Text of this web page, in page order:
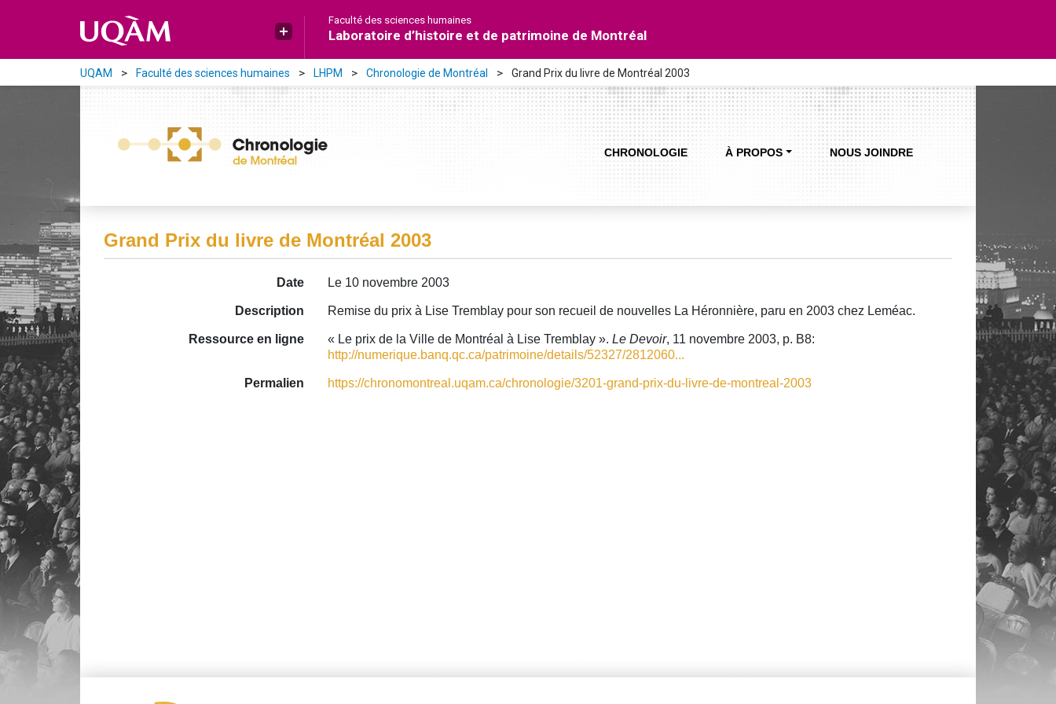
Faculté des sciences humaines
Laboratoire d’histoire et de patrimoine de Montréal
UQAM Faculté des sciences humaines LHPM Chronologie de Montréal Grand Prix du livre de Montréal 2003
CHRONOLOGIE À PROPOS NOUS JOINDRE
Grand Prix du livre de Montréal 2003
Date Le 10 novembre 2003
Description Remise du prix à Lise Tremblay pour son recueil de nouvelles La Héronnière, paru en 2003 chez Leméac.
Ressource en ligne « Le prix de la Ville de Montréal à Lise Tremblay ». Le Devoir, 11 novembre 2003, p. B8:
http://numerique.banq.qc.ca/patrimoine/details/52327/2812060...
Permalien https://chronomontreal.uqam.ca/chronologie/3201-grand-prix-du-livre-de-montreal-2003